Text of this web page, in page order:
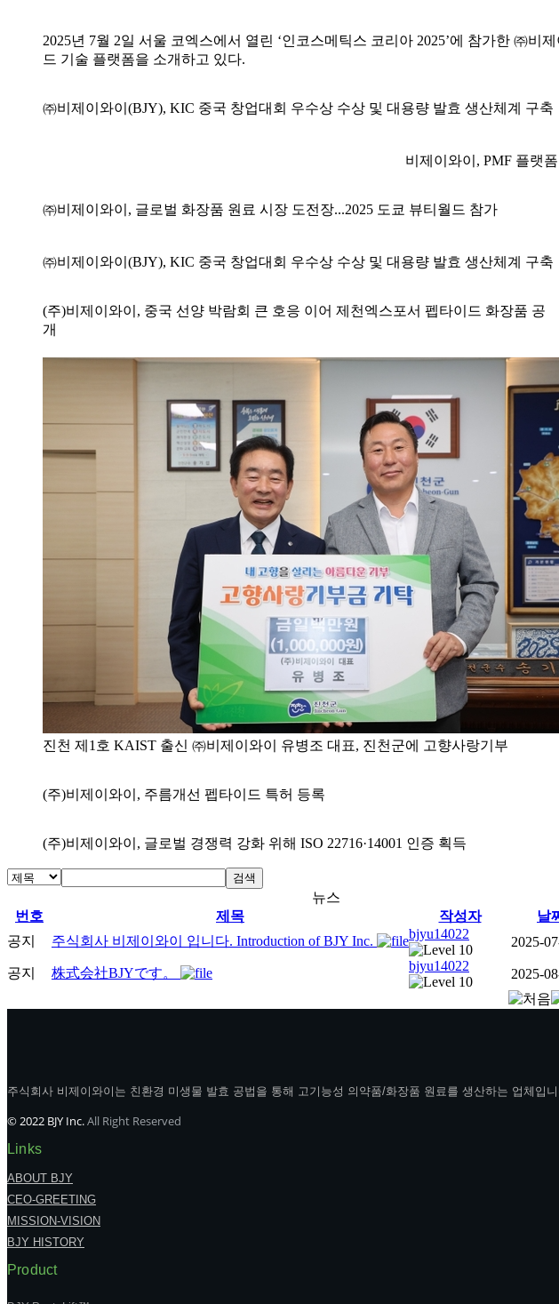
2025년 7월 2일 서울 코엑스에서 열린 ‘인코스메틱스 코리아 2025’에 참가한 ㈜비
드 기술 플랫폼을 소개하고 있다.
㈜비제이와이(BJY), KIC 중국 창업대회 우수상 수상 및 대용량 발효 생산체계 구축
비제이와이, PMF 플랫
㈜비제이와이, 글로벌 화장품 원료 시장 도전장...2025 도쿄 뷰티월드 참가
㈜비제이와이(BJY), KIC 중국 창업대회 우수상 수상 및 대용량 발효 생산체계 구축
(주)비제이와이, 중국 선양 박람회 큰 호응 이어 제천엑스포서 펩타이드 화장품 공
개
진천 제1호 KAIST 출신 ㈜비제이와이 유병조 대표, 진천군에 고향사랑기부
(주)비제이와이, 주름개선 펩타이드 특허 등록
(주)비제이와이, 글로벌 경쟁력 강화 위해 ISO 22716·14001 인증 획득
검색
뉴스
번호
제목 작성자 날
공지
주식회사 비제이와이 입니다. Introduction of BJY Inc. bjyu14022
2025-
공지 株式会社BJYです。 bjyu14022
2025-
주식회사 비제이와이는 친환경 미생물 발효 공법을 통해 고기능성 의약품/화장품 원료를 생산하는 업체입
© 2022 BJY Inc.All Right Reserved
Links
ABOUT BJY
CEO-GREETING
MISSION-VISION
BJY HISTORY
Product